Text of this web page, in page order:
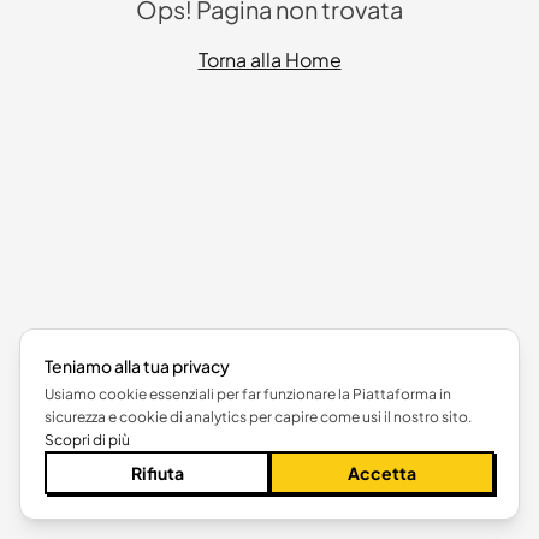
Ops! Pagina non trovata
Torna alla Home
Teniamo alla tua privacy
Usiamo cookie essenziali per far funzionare la Piattaforma in
sicurezza e cookie di analytics per capire come usi il nostro sito.
Scopri di più
Rifiuta Accetta